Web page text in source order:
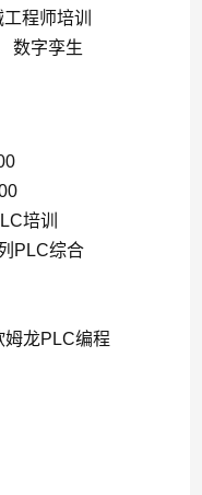
程师培训
数字孪生
培训
PLC综合
姆龙PLC编程